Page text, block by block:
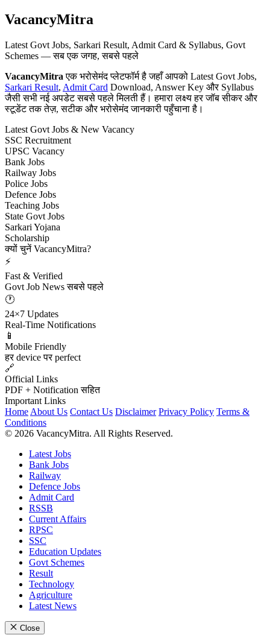
VacancyMitra
Latest Govt Jobs, Sarkari Result, Admit Card & Syllabus, Govt
Schemes — सब एक जगह, सबसे पहले
VacancyMitra एक भरोसेमंद प्लेटफॉर्म है जहाँ आपको Latest Govt Jobs,
Sarkari Result, Admit Card Download, Answer Key और Syllabus
जैसी सभी नई अपडेट सबसे पहले मिलती हैं। हमारा लक्ष्य हर जॉब सीकर और
स्टूडेंट तक तेज़, सटीक और भरोसेमंद जानकारी पहुँचाना है।
Latest Govt Jobs & New Vacancy
SSC Recruitment
UPSC Vacancy
Bank Jobs
Railway Jobs
Police Jobs
Defence Jobs
Teaching Jobs
State Govt Jobs
Sarkari Yojana
Scholarship
क्यों चुनें VacancyMitra?
⚡
Fast & Verified
Govt Job News सबसे पहले
🕐
24×7 Updates
Real-Time Notifications
📱
Mobile Friendly
हर device पर perfect
🔗
Official Links
PDF + Notification सहित
Important Links
Home About Us Contact Us Disclaimer Privacy Policy Terms &
Conditions
© 2026 VacancyMitra. All Rights Reserved.
Latest Jobs
Bank Jobs
Railway
Defence Jobs
Admit Card
RSSB
Current Affairs
RPSC
SSC
Education Updates
Govt Schemes
Result
Technology
Agriculture
Latest News
Close